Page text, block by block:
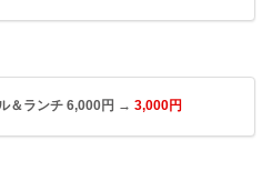
＆ランチ 6,000円 → 3,000円